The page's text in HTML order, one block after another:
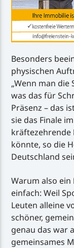
Besonders
physischen
„Wenn man
was das für
Präsenz – das
sie das Finale
kräftezehrende
könnte, so die
Deutschland
Warum also
einfach: Weil
Leuten alleine
schöner,
genau das war
gemeinsames